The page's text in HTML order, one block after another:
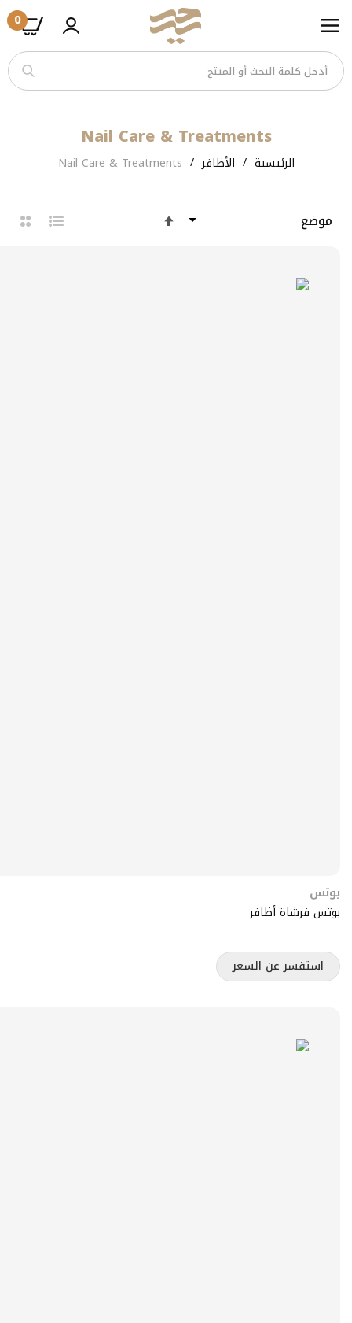
0
تخطى
الى
المحتوى
Nail Care & Treatments
الرئيسية الأظافر Nail Care & Treatments
بوتس
بوتس فرشاة أظافر
استفسر عن السعر